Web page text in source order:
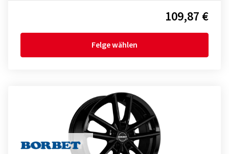
109,87 €
Felge wählen